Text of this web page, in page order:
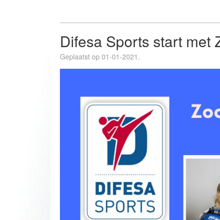
Difesa Sports start met
Geplaatst op 01-01-2021.